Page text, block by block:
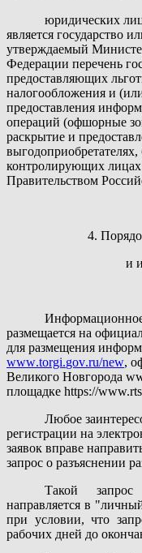
юридических
является государство
утверждаемый
Федерации перечень
предоставляющих
налогообложения и
предоставления
операций (офшорные
раскрытие и
контролирующих
Правительством
4.
и
размещается на
для размещения
www.torgi.gov.ru/new,
Великого Новгорода
площадке https://
Любое
регистрации на
заявок вправе
запрос о разъяснении
Такой
направляется в
при условии, что
рабочих дней до